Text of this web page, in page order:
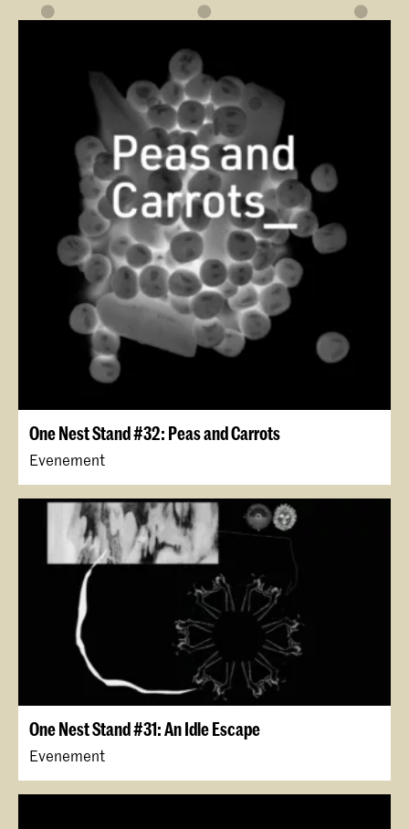
One Nest Stand #32: Peas and Carrots
Evenement
One Nest Stand #31: An Idle Escape
Evenement